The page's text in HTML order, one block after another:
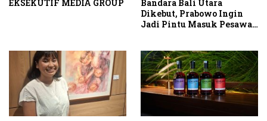
EKSEKUTIF MEDIA GROUP
Bandara Bali Utara
Dikebut, Prabowo Ingin
Jadi Pintu Masuk Pesawat